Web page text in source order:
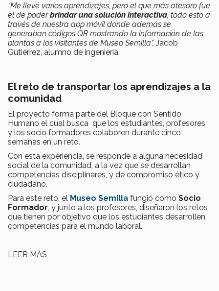
“Me llevé varios aprendizajes, pero el que más atesoro fue
el de poderbrindar una solución interactiva , todo esto a
través de nuestra app móvil donde además se
generaban códigos QR mostrando la información de las
plantas a los visitantes de Museo Semilla”, Jacob
Gutiérrez, alumno de ingeniería.
El reto de transportar los aprendizajes a la
comunidad
El proyecto forma parte del Bloque con Sentido
Humano el cual busca que los estudiantes, profesores
y los socio formadores colaboren durante cinco
semanas en un reto.
Con esta experiencia, se responde a alguna necesidad
social de la comunidad, a la vez que se desarrollan
competencias disciplinares, y de compromiso ético y
ciudadano.
Para este reto, el Museo Semilla fungió como Socio
Formador , y junto a los profesores, diseñaron los retos
que tienen por objetivo que los estudiantes desarrollen
competencias para el mundo laboral.
LEER MÁS